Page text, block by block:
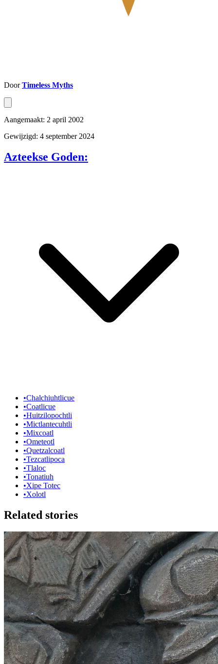
DoorTimeless Myths
Aangemaakt: 2 april 2002
Gewijzigd: 4 september 2024
Azteekse Goden:
•Chalchiuhtlicue
•Coatlicue
•Huitzilopochtli
•Mictlantecuhtli
•Mixcoatl
•Ometeotl
•Quetzalcoatl
•Tezcatlipoca
•Tlaloc
•Tonatiuh
•Xipe Totec
•Xolotl
Related stories